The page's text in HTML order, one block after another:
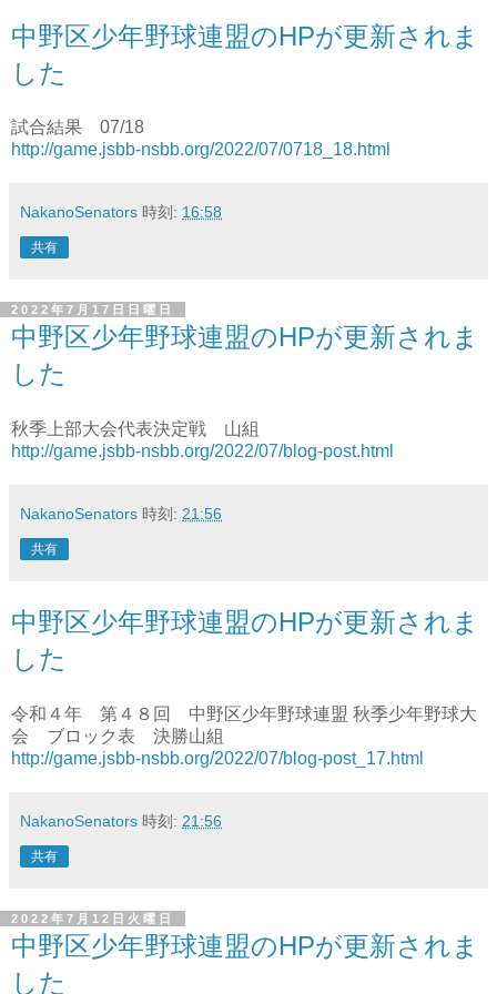
中野区少年野球連盟のHPが更新されま
した
試合結果 07/18
http://game.jsbb-nsbb.org/2022/07/0718_18.html
NakanoSenators 時刻: 16:58
共有
2022年7月17日日曜日
中野区少年野球連盟のHPが更新されま
した
秋季上部大会代表決定戦 山組
http://game.jsbb-nsbb.org/2022/07/blog-post.html
NakanoSenators 時刻: 21:56
共有
中野区少年野球連盟のHPが更新されま
した
令和４年 第４８回 中野区少年野球連盟 秋季少年野球大
会 ブロック表 決勝山組
http://game.jsbb-nsbb.org/2022/07/blog-post_17.html
NakanoSenators 時刻: 21:56
共有
2022年7月12日火曜日
中野区少年野球連盟のHPが更新されま
した